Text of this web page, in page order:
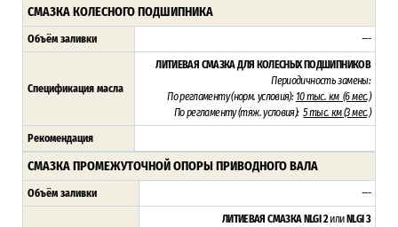
СМАЗКА КОЛЕСНОГО ПОДШИПНИКА
Объём заливки ---
Спецификация масла
ЛИТИЕВАЯ СМАЗКА ДЛЯ КОЛЕСНЫХ ПОДШИПНИКОВ
Периодичность замены:
По регламенту (норм. условия): 10 тыс. км (6 мес.)
По регламенту (тяж. условия): 5тыс. км (3 мес.)
Рекомендация
СМАЗКА ПРОМЕЖУТОЧНОЙ ОПОРЫ ПРИВОДНОГО ВАЛА
Объём заливки ---
ЛИТИЕВАЯ СМАЗКА NLGI 2или NLGI 3